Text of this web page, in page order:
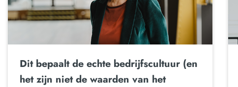
Dit bepaalt de echte bedrijfscultuur (en
het zijn niet de waarden van het